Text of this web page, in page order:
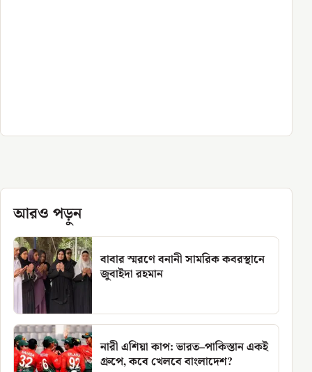
আরও পড়ুন
বাবার স্মরণে বনানী সামরিক কবরস্থানে
জুবাইদা রহমান
নারী এশিয়া কাপ: ভারত–পাকিস্তান একই
গ্রুপে, কবে খেলবে বাংলাদেশ?